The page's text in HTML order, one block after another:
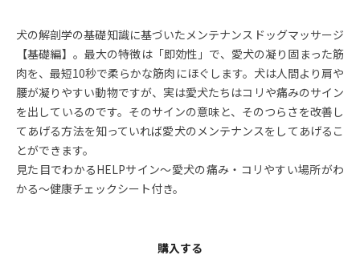
犬の解剖学の基礎知識に基づいたメンテナンスドッグマッサージ
【基礎編】。最大の特徴は「即効性」で、愛犬の凝り固まった筋
肉を、最短10秒で柔らかな筋肉にほぐします。犬は人間より肩や
腰が凝りやすい動物ですが、実は愛犬たちはコリや痛みのサイン
を出しているのです。そのサインの意味と、そのつらさを改善し
てあげる方法を知っていれば愛犬のメンテナンスをしてあげるこ
とができます。
見た目でわかるHELPサイン～愛犬の痛み・コリやすい場所がわ
かる～健康チェックシート付き。
購入する